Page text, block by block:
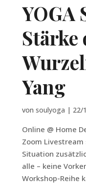
YOGA
Stärke
Yang
von soulyoga | 22/
Online @ Home
Zoom
Situation
alle – keine
Workshop-Reihe